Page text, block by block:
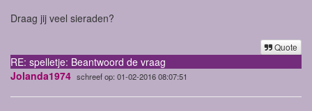
Draag jij veel sieraden?
Quote
RE: spelletje: Beantwoord de vraag
Jolanda1974 schreef op: 01-02-2016 08:07:51